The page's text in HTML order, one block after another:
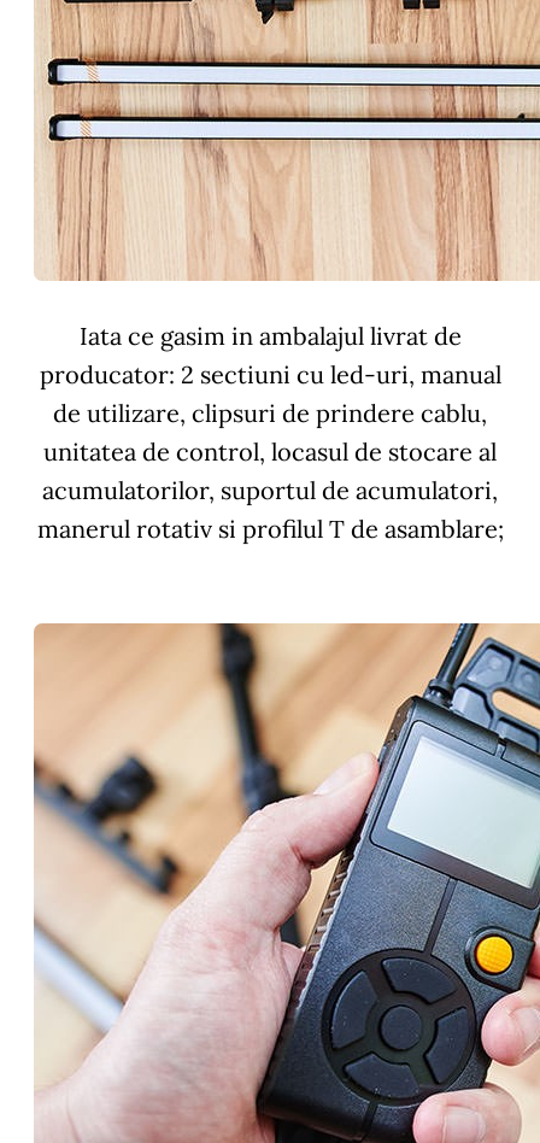
Iata ce gasim in ambalajul livrat de
producator: 2 sectiuni cu led-uri, manual
de utilizare, clipsuri de prindere cablu,
unitatea de control, locasul de stocare al
acumulatorilor, suportul de acumulatori,
manerul rotativ si profilul T de asamblare;